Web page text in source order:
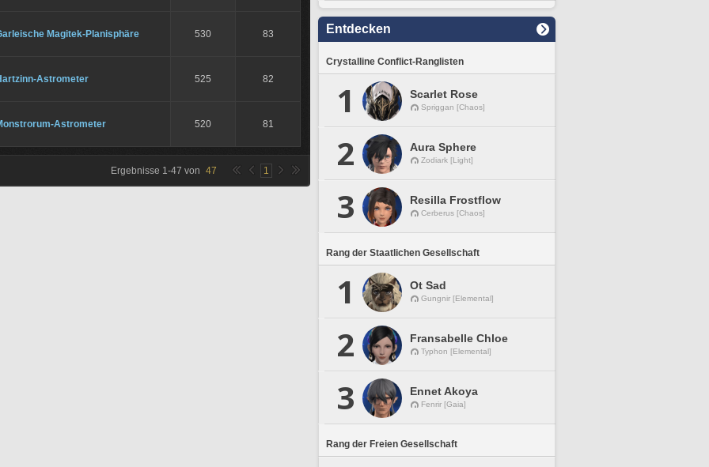
Magitek-Planisphäre 530 83
Astrometer 525 82
Astrometer 520 81
Ergebnisse 1-47 von 47 1
Entdecken
Crystalline Conflict-Ranglisten
1 Scarlet Rose
Spriggan [Chaos]
2 Aura Sphere
Zodiark [Light]
3 Resilla Frostflow
Cerberus [Chaos]
Rang der Staatlichen Gesellschaft
1 Ot Sad
Gungnir [Elemental]
2 Fransabelle Chloe
Typhon [Elemental]
3 Ennet Akoya
Fenrir [Gaia]
Rang der Freien Gesellschaft